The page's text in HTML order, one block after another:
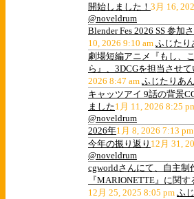
開始しました！ 3月 16,
@noveldrum
Blender Fes 2026 SS 参加
10, 2026 9:10 am ふじたり
劇場短編アニメ『もし、
ら』、3DCGを担当させ
2026 8:47 am ふじたりあ
キャッツアイ 9話の背景
ました1月 11, 2026 8:25
@noveldrum
2026年1月 8, 2026 7:13 pm
今年の振り返り 12月 31,
@noveldrum
cgworldさんにて、自主制
『MARIONETTE』に関
12月 25, 2025 8:05 pm ふ